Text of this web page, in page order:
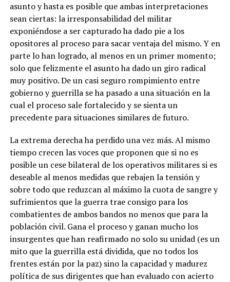
asunto y hasta es posible que ambas interpretaciones
sean ciertas: la irresponsabilidad del militar
exponiéndose a ser capturado ha dado pie a los
opositores al proceso para sacar ventaja del mismo. Y en
parte lo han logrado, al menos en un primer momento;
solo que felizmente el asunto ha dado un giro radical
muy positivo. De un casi seguro rompimiento entre
gobierno y guerrilla se ha pasado a una situación en la
cual el proceso sale fortalecido y se sienta un
precedente para situaciones similares de futuro.
La extrema derecha ha perdido una vez más. Al mismo
tiempo crecen las voces que proponen que si no es
posible un cese bilateral de los operativos militares si es
deseable al menos medidas que rebajen la tensión y
sobre todo que reduzcan al máximo la cuota de sangre y
sufrimientos que la guerra trae consigo para los
combatientes de ambos bandos no menos que para la
población civil. Gana el proceso y ganan mucho los
insurgentes que han reafirmado no solo su unidad (es un
mito que la guerrilla está dividida, que no todos los
frentes están por la paz) sino la capacidad y madurez
política de sus dirigentes que han evaluado con acierto